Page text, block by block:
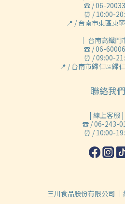
☎ / 06-
⏰ / 10:00-
📍 / 台南市東區東
｜ 台南高鐵門
☎ / 06-
⏰ / 09:00-
📍 / 台南市歸仁區歸
聯絡我們
| 線上客服 |
☎ / 06-243-
⏰ / 10:00-
三川食品股份有限公司